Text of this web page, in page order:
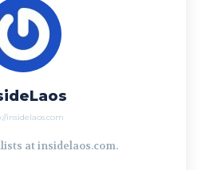
insidelaos.com
at insidelaos.com.